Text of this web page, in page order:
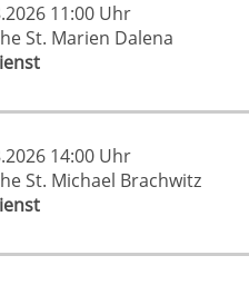
11:00 Uhr
St. Marien Dalena
14:00 Uhr
St. Michael Brachwitz